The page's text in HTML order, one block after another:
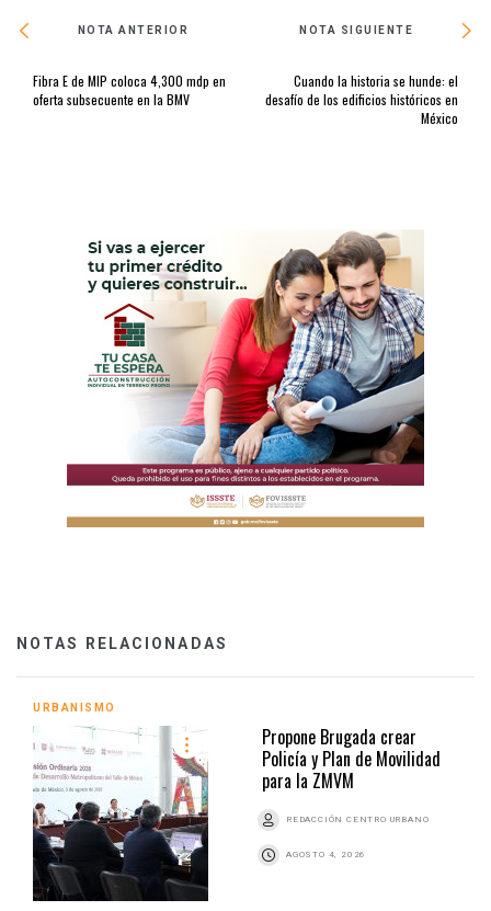
NOTA ANTERIOR
Fibra E de MIP coloca 4,300 mdp en
oferta subsecuente en la BMV
NOTA SIGUIENTE
Cuando la historia se hunde: el
desafío de los edificios históricos en
México
NOTAS RELACIONADAS
URBANISMO
Propone Brugada crear
Policía y Plan de Movilidad
para la ZMVM
REDACCIÓN CENTRO URBANO
AGOSTO 4, 2026